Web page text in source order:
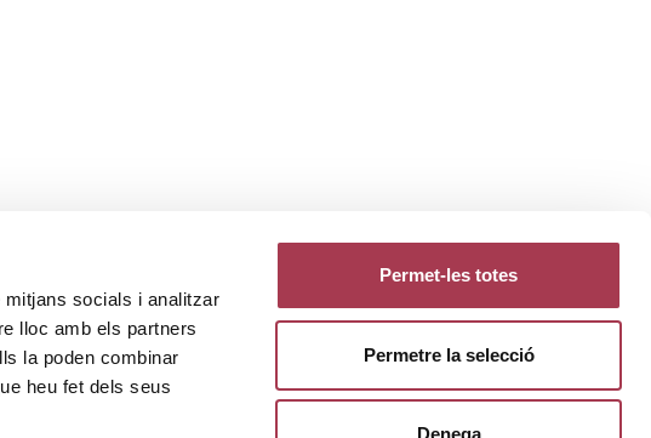
socials i analitzar
lloc amb els partners
la poden combinar
heu fet dels seus
Permet-les totes
Permetre la selecció
Denega